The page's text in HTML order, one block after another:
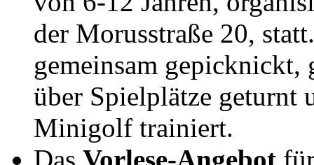
der Morusstraße 20,
gemeinsam gepicknickt,
über Spielplätze geturnt
Minigolf trainiert.